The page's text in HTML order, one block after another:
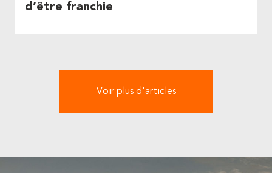
d’être franchie
Voir plus d'articles